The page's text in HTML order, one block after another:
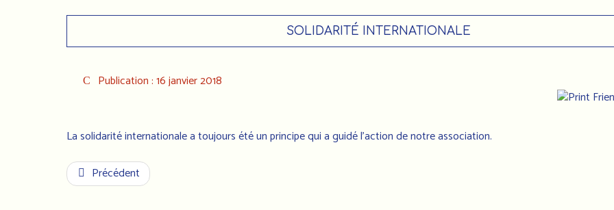
SOLIDARITÉ INTERNATIONALE
Publication : 16 janvier 2018
La solidarité internationale a toujours été un principe qui a guidé l'action de notre association.
Précédent